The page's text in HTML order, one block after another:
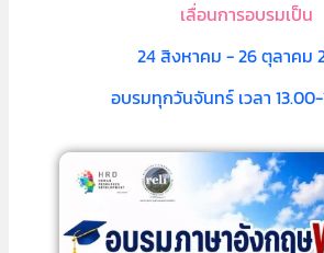
เลื่อนการอบรมเป็น
24 สิงหาคม - 26 ตุลาคม
อบรมทุกวันจันทร์ เวลา